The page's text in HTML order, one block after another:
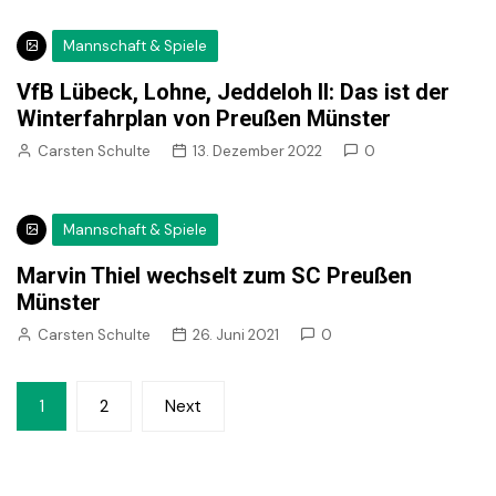
Mannschaft & Spiele
VfB Lübeck, Lohne, Jeddeloh II: Das ist der
Winterfahrplan von Preußen Münster
Carsten Schulte 13. Dezember 2022 0
Mannschaft & Spiele
Marvin Thiel wechselt zum SC Preußen
Münster
Carsten Schulte 26. Juni 2021 0
Seitennummerierung
der
1 2 Next